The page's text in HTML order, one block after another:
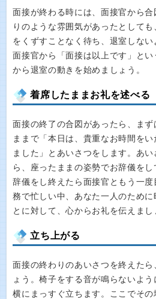
面接が終わる時には、面接官から
りのような雰囲気があったとして
をくずすことなく待ち、退室しない
面接官から「面接は以上です」と
から退室の動きを始めましょう。
着席したままお礼を述べる
面接の終了の合図があったら、ま
ままで「本日は、貴重なお時間を
ました」とあいさつをします。あ
ら、座ったままの姿勢でお辞儀を
辞儀をし終えたら面接官ともう一
務で忙しい中、あなた一人のために
とに対して、心からお礼を伝えまし
立ち上がる
面接の終わりのあいさつを終えた
ょう。椅子をする音が鳴らないよ
横にまっすぐ立ちます。ここでその